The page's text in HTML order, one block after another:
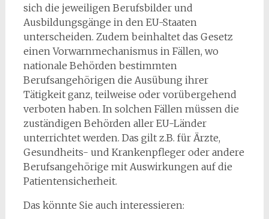
sich die jeweiligen Berufsbilder und
Ausbildungsgänge in den EU-Staaten
unterscheiden. Zudem beinhaltet das Gesetz
einen Vorwarnmechanismus in Fällen, wo
nationale Behörden bestimmten
Berufsangehörigen die Ausübung ihrer
Tätigkeit ganz, teilweise oder vorübergehend
verboten haben. In solchen Fällen müssen die
zuständigen Behörden aller EU-Länder
unterrichtet werden. Das gilt z.B. für Ärzte,
Gesundheits- und Krankenpfleger oder andere
Berufsangehörige mit Auswirkungen auf die
Patientensicherheit.
Das könnte Sie auch interessieren: